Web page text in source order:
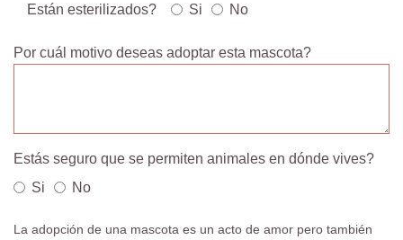
Están esterilizados? Si No
Por cuál motivo deseas adoptar esta mascota?
Estás seguro que se permiten animales en dónde vives?
Si
No
La adopción de una mascota es un acto de amor pero también